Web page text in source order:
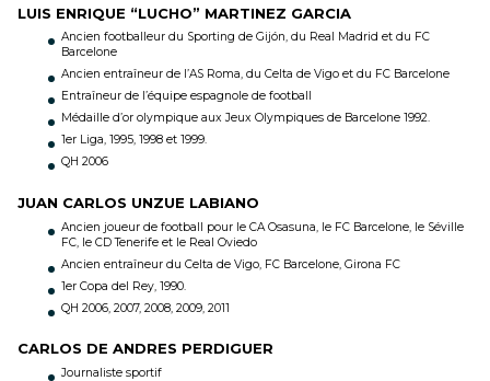
LUIS ENRIQUE “LUCHO” MARTINEZ GARCIA
Ancien footballeur du Sporting de Gijón, du Real Madrid et du FC
Barcelone
Ancien entraîneur de l’AS Roma, du Celta de Vigo et du FC Barcelone
Entraîneur de l’équipe espagnole de football
Médaille d’or olympique aux Jeux Olympiques de Barcelone 1992.
1er Liga, 1995, 1998 et 1999.
QH 2006
JUAN CARLOS UNZUE LABIANO
Ancien joueur de football pour le CA Osasuna, le FC Barcelone, le Séville
FC, le CD Tenerife et le Real Oviedo
Ancien entraîneur du Celta de Vigo, FC Barcelone, Girona FC
1er Copa del Rey, 1990.
QH 2006, 2007, 2008, 2009, 2011
CARLOS DE ANDRES PERDIGUER
Journaliste sportif